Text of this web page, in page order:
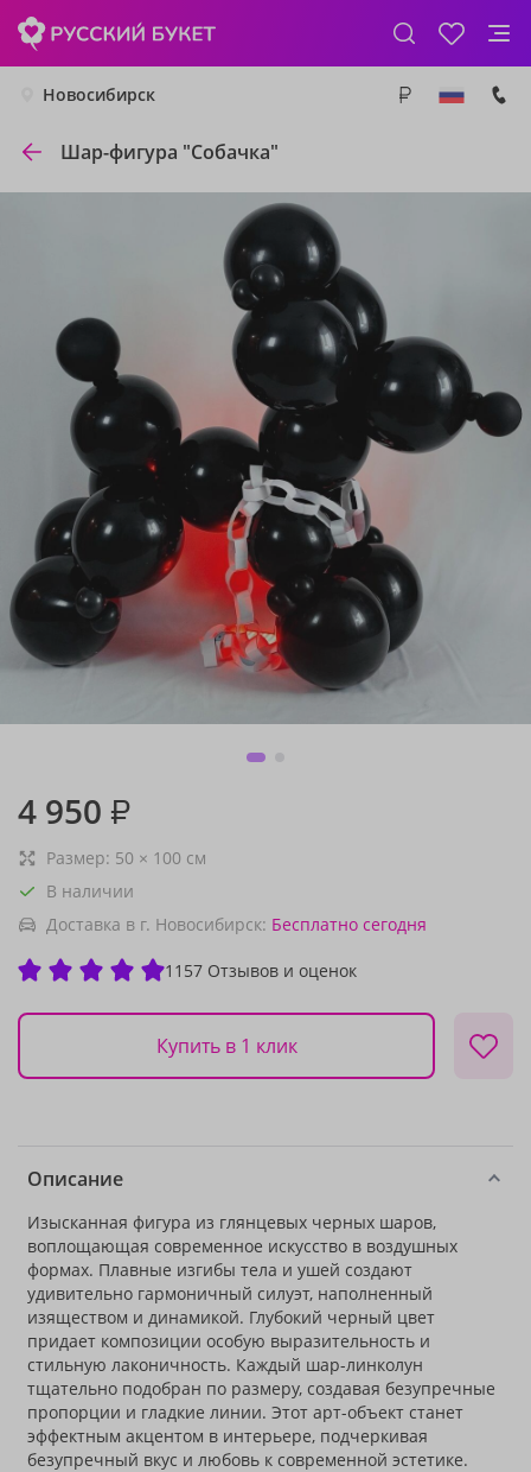
Новосибирск
Шар-фигура "Собачка"
4 950 ₽
Размер: 50 × 100 см
В наличии
Доставка в г. Новосибирск: Бесплатно сегодня
1157 Отзывов и оценок
Купить в 1 клик
Описание
Изысканная фигура из глянцевых черных шаров,
воплощающая современное искусство в воздушных
формах. Плавные изгибы тела и ушей создают
удивительно гармоничный силуэт, наполненный
изяществом и динамикой. Глубокий черный цвет
придает композиции особую выразительность и
стильную лаконичность. Каждый шар-линколун
тщательно подобран по размеру, создавая безупречные
пропорции и гладкие линии. Этот арт-объект станет
эффектным акцентом в интерьере, подчеркивая
безупречный вкус и любовь к современной эстетике.